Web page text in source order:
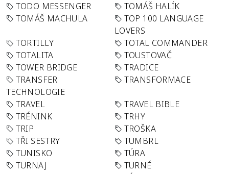
TODO MESSENGER
TOMÁŠ HALÍK
TOMÁŠ MACHULA
TOP 100 LANGUAGE
LOVERS
TORTILLY
TOTAL COMMANDER
TOTALITA
TOUSTOVAČ
TOWER BRIDGE
TRADICE
TRANSFER
TECHNOLOGIE
TRANSFORMACE
TRAVEL
TRAVEL BIBLE
TRÉNINK
TRHY
TRIP
TROŠKA
TŘI SESTRY
TUMBRL
TUNISKO
TÚRA
TURNAJ
TURNÉ